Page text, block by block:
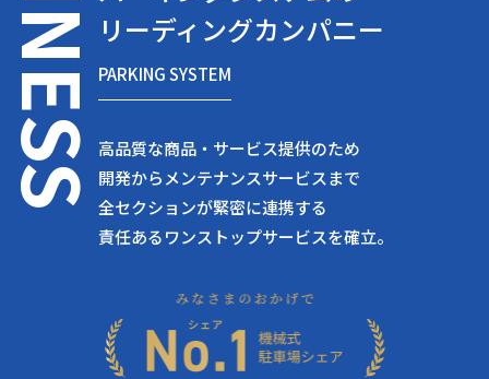
SINESSリーディングカンパニー
PARKING SYSTEM
高品質な商品・サービス提供のため
開発からメンテナンスサービスまで
全セクションが緊密に連携する
責任あるワンストップサービスを確立。